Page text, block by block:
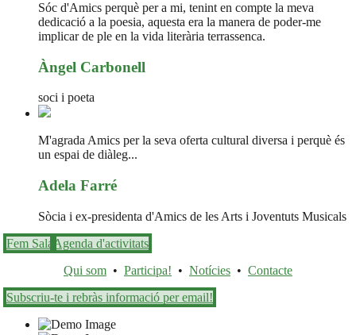
Sóc d'Amics perquè per a mi, tenint en compte la meva
dedicació a la poesia, aquesta era la manera de poder-me
implicar de ple en la vida literària terrassenca.
Àngel Carbonell
soci i poeta
M'agrada Amics per la seva oferta cultural diversa i perquè és
un espai de diàleg...
Adela Farré
Sòcia i ex-presidenta d'Amics de les Arts i Joventuts Musicals
Fem Sala Agenda d'activitats
Qui som • Participa! • Notícies • Contacte
Subscriu-te i rebràs informació per email!